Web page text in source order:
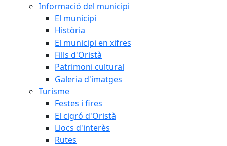
Informació del municipi
El municipi
Història
El municipi en xifres
Fills d'Oristà
Patrimoni cultural
Galeria d'imatges
Turisme
Festes i fires
El cigró d'Oristà
Llocs d'interès
Rutes